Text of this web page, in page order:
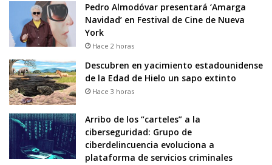
Pedro Almodóvar presentará ‘Amarga
Navidad’ en Festival de Cine de Nueva
York
Hace 2 horas
Descubren en yacimiento estadounidense
de la Edad de Hielo un sapo extinto
Hace 3 horas
Arribo de los “carteles” a la
ciberseguridad: Grupo de
ciberdelincuencia evoluciona a
plataforma de servicios criminales